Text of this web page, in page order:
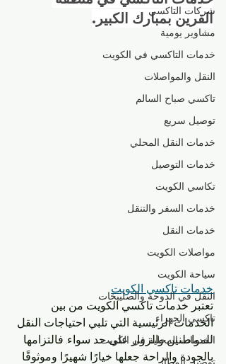
شركات التاكسي
مشاوير يومية
خدمات التاكسي في الكويت
النقل والمواصلات
تاكسي صباح السالم
توصيل سريع
خدمات النقل المحلي
خدمات التوصيل
تكاسي الكويت
خدمات السفر والتنقل
خدمات النقل
مواصلات الكويت
سياحة الكويت
النقل في الدوحة والصليبخات
تاكسي الجهراء
الخدمات المحلية في الكويت
القرين بمبارك الكبير.
خدمات تاكسي الكويت
تعتبر خدمات تاكسي الكويت من بين
الخدمات الرئيسية التي تلبي احتياجات النقل
للمواطنين والزوار على حد سواء. فالتزامها
بالجودة والراحة جعلها خيارًا شهيرًا وموثوقًا